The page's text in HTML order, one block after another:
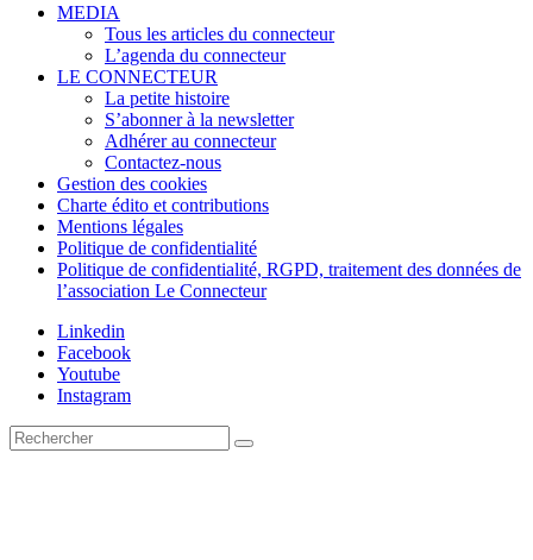
MEDIA
Tous les articles du connecteur
L’agenda du connecteur
LE CONNECTEUR
La petite histoire
S’abonner à la newsletter
Adhérer au connecteur
Contactez-nous
Gestion des cookies
Charte édito et contributions
Mentions légales
Politique de confidentialité
Politique de confidentialité, RGPD, traitement des données de
l’association Le Connecteur
Linkedin
Facebook
Youtube
Instagram